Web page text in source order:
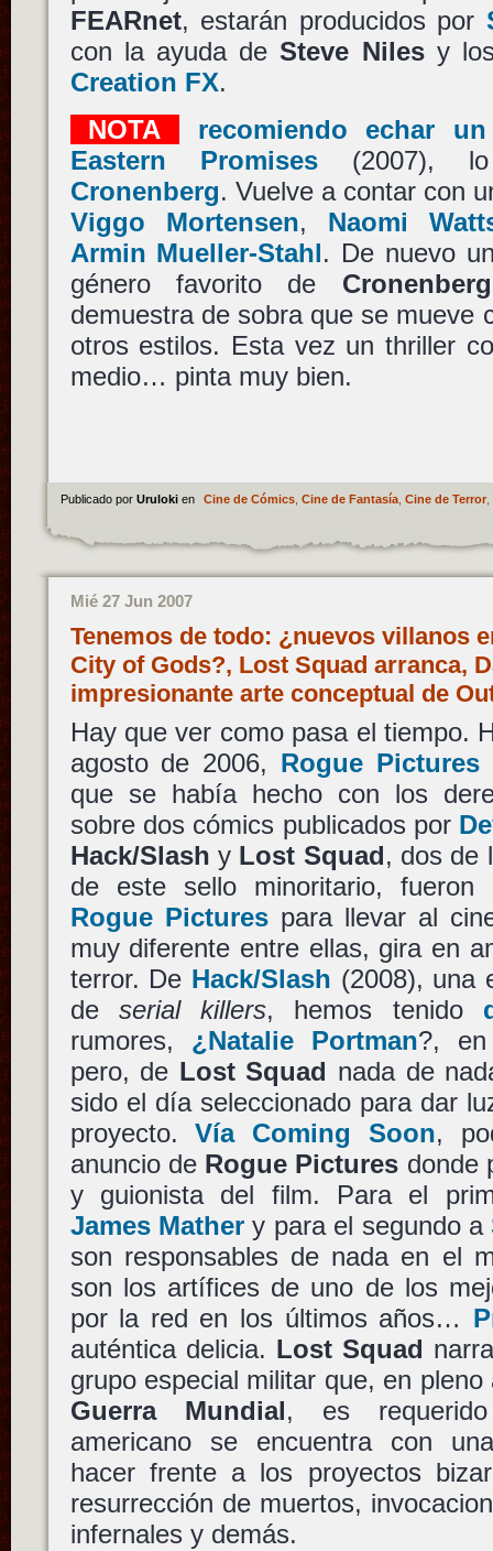
FEARnet, estarán producidos por
con la ayuda deSteve Nilesy
Creation FX.
NOTA
recomiendo echar
Eastern Promises(2007),
Cronenberg. Vuelve a contar con
Viggo Mortensen, Naomi
Armin Mueller-Stahl. De nuevo
género favorito de Cronenberg
demuestra de sobra que se mueve
otros estilos. Esta vez un thriller
medio… pinta muy bien.
Publicado por Uruloki en Cine de Cómics, Cine de Fantasía, Cine de Terror,
Mié 27 Jun 2007
Tenemos de todo: ¿nuevos villanos
City of Gods?, Lost Squad arranca,
impresionante arte conceptual de
Hay que ver como pasa el tiempo.
agosto de 2006, Rogue
que se había hecho con los
sobre dos cómics publicados por
Hack/Slash y Lost Squad, dos de
de este sello minoritario, fueron
Rogue Picturespara llevar al
muy diferente entre ellas, gira en
terror. De Hack/Slash (2008), una
de serial killers, hemos tenido
rumores, ¿Natalie Portman?, en
pero, de Lost Squad nada de
sido el día seleccionado para dar
proyecto.Vía Coming Soon,
anuncio de Rogue Pictures donde
y guionista del film. Para el
James Mathery para el segundo a
son responsables de nada en el
son los artífices de uno de los
por la red en los últimos años…
auténtica delicia. Lost Squad
grupo especial militar que, en
Guerra Mundial, es
americano se encuentra con
hacer frente a los proyectos
resurrección de muertos,
infernales y demás.